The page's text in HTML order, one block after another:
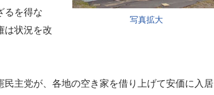
写真拡大
るを得な
は状況を改
主党が、各地の空き家を借り上げて安価に入居